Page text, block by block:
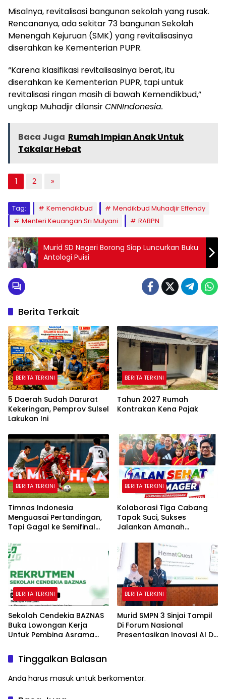
Misalnya, revitalisasi bangunan sekolah yang rusak.
Rencananya, ada sekitar 73 bangunan Sekolah
Menengah Kejuruan (SMK) yang revitalisasinya
diserahkan ke Kementerian PUPR.
“Karena klasifikasi revitalisasinya berat, itu
diserahkan ke Kementerian PUPR, tapi untuk
revitalisasi ringan masih di bawah Kemendikbud,”
ungkap Muhadjir dilansirCNNIndonesia.
Baca Juga Rumah Impian Anak Untuk
Takalar Hebat
1 2 »
Tag: Kemendikbud
Mendikbud Muhadjir Effendy
Menteri Keuangan Sri Mulyani
RABPN
Murid SD Negeri Borong Siap Luncurkan Buku
Antologi Puisi
Berita Terkait
BERITA TERKINI
5 Daerah Sudah Darurat
Kekeringan, Pemprov Sulsel
Lakukan Ini
BERITA TERKINI
Tahun 2027 Rumah
Kontrakan Kena Pajak
BERITA TERKINI
Timnas Indonesia
Menguasai Pertandingan,
Tapi Gagal ke Semifinal
BERITA TERKINI
Kolaborasi Tiga Cabang
Tapak Suci, Sukses
Jalankan Amanah
Gubernur Sulawesi Selatan
BERITA TERKINI
Sekolah Cendekia BAZNAS
Buka Lowongan Kerja
Untuk Pembina Asrama
BERITA TERKINI
Murid SMPN 3 Sinjai Tampil
Di Forum Nasional
Presentasikan Inovasi AI Di
Tinggalkan Balasan
Anda harus masuk untuk berkomentar.